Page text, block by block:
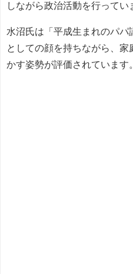
しながら政治活動を行ってい
水沼氏は「平成生まれのパパ
としての顔を持ちながら、
かす姿勢が評価されています。